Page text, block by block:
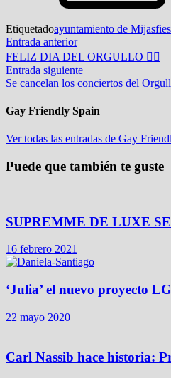
Etiquetadoayuntamiento de Mijas
Navegación
de
entradas
Entrada anteriorEntrada
anterior:
FELIZ DIA DEL ORGULLO 🏳‍🌈
Entrada siguienteEntrada
siguiente:
Se cancelan los conciertos del
Gay Friendly Spain
Ver todas las entradas de Gay
Puede que también te guste
SUPREMME DE LUXE
16 febrero 2021
‘Julia’ el nuevo proyecto
22 mayo 2020
Carl Nassib hace historia: